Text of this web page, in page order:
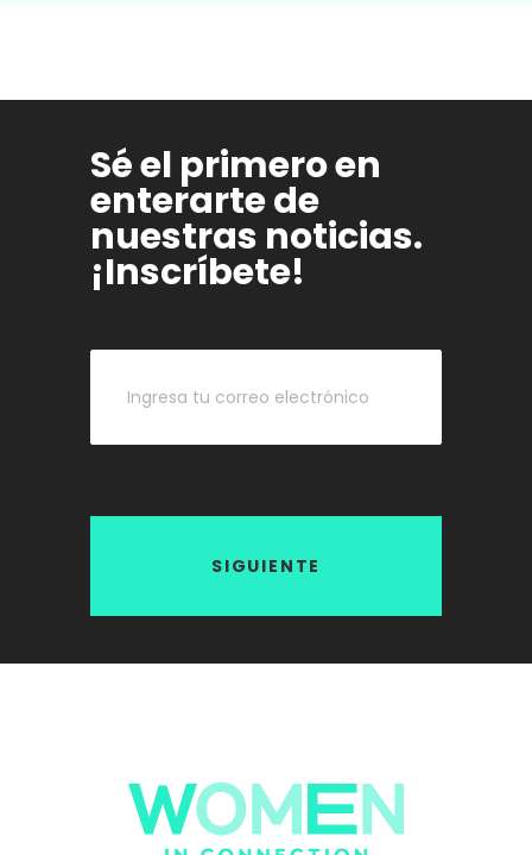
Sé el primero en
enterarte de
nuestras noticias.
¡Inscríbete!
SIGUIENTE